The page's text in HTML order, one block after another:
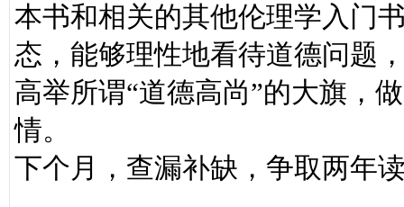
本书和相关的其他伦理学入门
态，能够理性地看待道德问题
高举所谓“道德高尚”的大旗，
情。
下个月，查漏补缺，争取两年